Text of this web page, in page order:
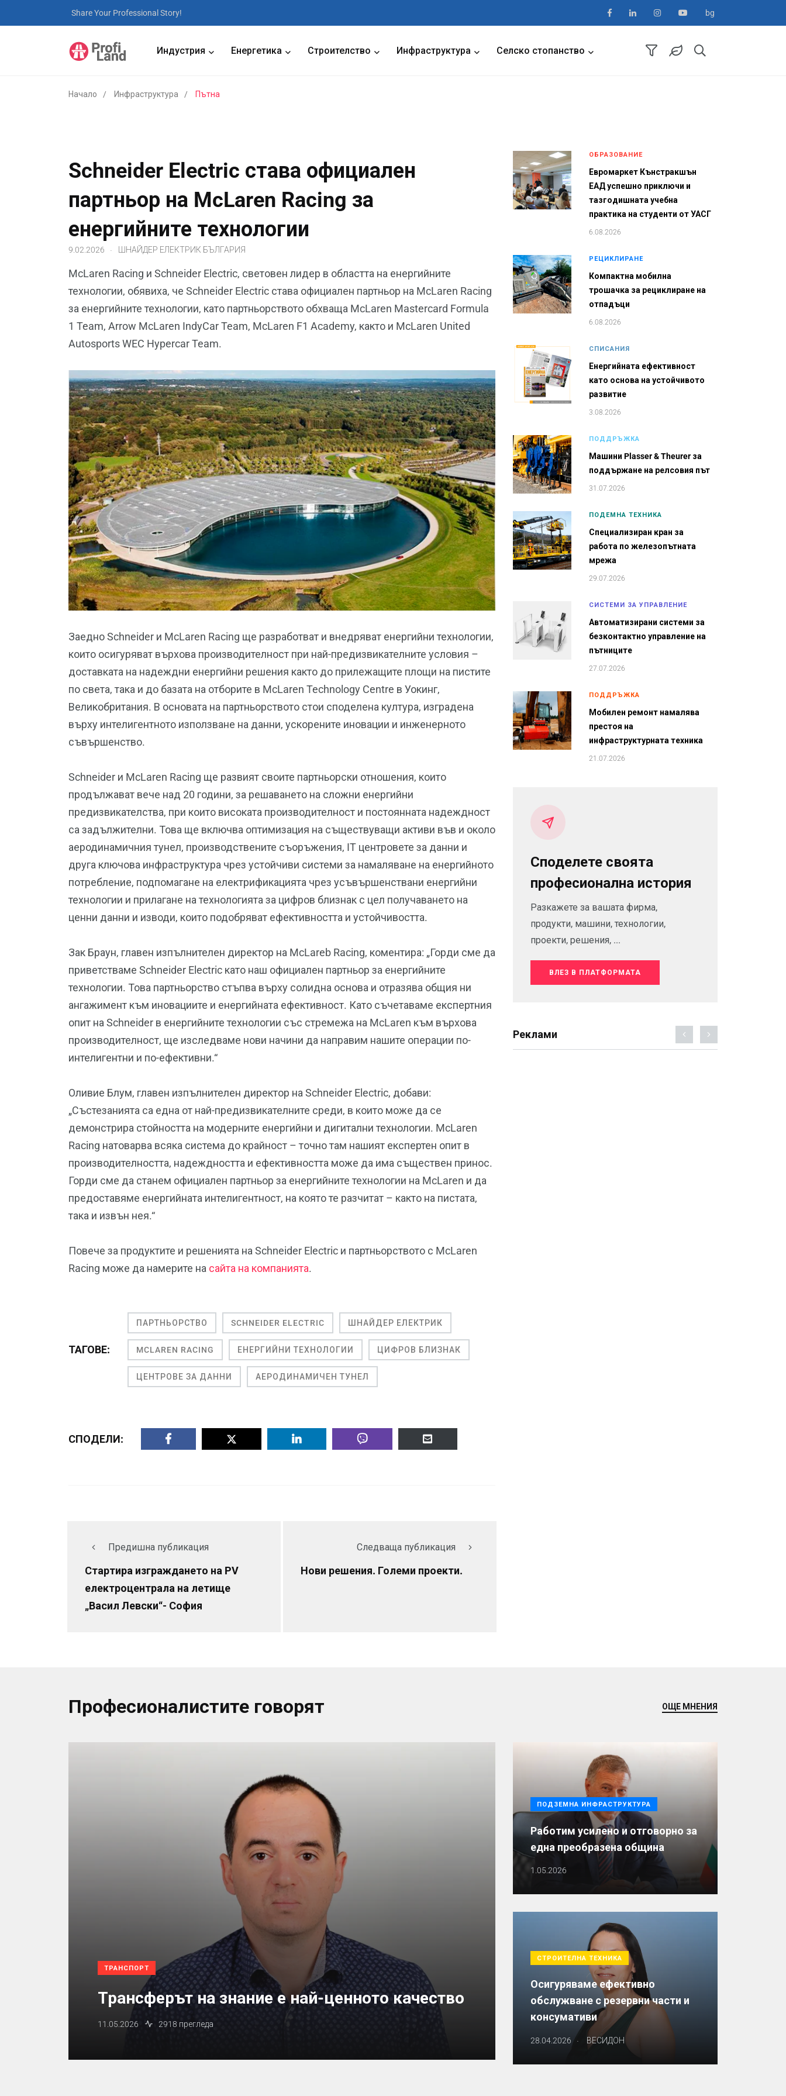
Share Your Professional Story! bg
Индустрия Енергетика Строителство Инфраструктура Селско стопанство
Начало Инфраструктура Пътна
Schneider Electric става официален
партньор на McLaren Racing за
енергийните технологии
9.02.2026 ШНАЙДЕР ЕЛЕКТРИК БЪЛГАРИЯ
McLaren Racing и Schneider Electric, световен лидер в областта на енергийните
технологии, обявиха, че Schneider Electric става официален партньор на McLaren Racing
за енергийните технологии, като партньорството обхваща McLaren Mastercard Formula
1 Team, Arrow McLaren IndyCar Team, McLaren F1 Academy, както и McLaren United
Autosports WEC Hypercar Team.
Заедно Schneider и McLaren Racing ще разработват и внедряват енергийни технологии,
които осигуряват върхова производителност при най-предизвикателните условия –
доставката на надеждни енергийни решения както до прилежащите площи на пистите
по света, така и до базата на отборите в McLaren Technology Centre в Уокинг,
Великобритания. В основата на партньорството стои споделена култура, изградена
върху интелигентното използване на данни, ускорените иновации и инженерното
съвършенство.
Schneider и McLaren Racing ще развият своите партньорски отношения, които
продължават вече над 20 години, за решаването на сложни енергийни
предизвикателства, при които високата производителност и постоянната надеждност
са задължителни. Това ще включва оптимизация на съществуващи активи във и около
аеродинамичния тунел, производствените съоръжения, IT центровете за данни и
друга ключова инфраструктура чрез устойчиви системи за намаляване на енергийното
потребление, подпомагане на електрификацията чрез усъвършенствани енергийни
технологии и прилагане на технологията за цифров близнак с цел получаването на
ценни данни и изводи, които подобряват ефективността и устойчивостта.
Зак Браун, главен изпълнителен директор на McLareb Racing, коментира: „Горди сме да
приветстваме Schneider Electric като наш официален партньор за енергийните
технологии. Това партньорство стъпва върху солидна основа и отразява общия ни
ангажимент към иновациите и енергийната ефективност. Като съчетаваме експертния
опит на Schneider в енергийните технологии със стремежа на McLaren към върхова
производителност, ще изследваме нови начини да направим нашите операции по-
интелигентни и по-ефективни.“
Оливие Блум, главен изпълнителен директор на Schneider Electric, добави:
„Състезанията са една от най-предизвикателните среди, в които може да се
демонстрира стойността на модерните енергийни и дигитални технологии. McLaren
Racing натоварва всяка система до крайност – точно там нашият експертен опит в
производителността, надеждността и ефективността може да има съществен принос.
Горди сме да станем официален партньор за енергийните технологии на McLaren и да
предоставяме енергийната интелигентност, на която те разчитат – както на пистата,
така и извън нея.“
Повече за продуктите и решенията на Schneider Electric и партньорството с McLaren
Racing може да намерите на сайта на компанията.
ТАГОВЕ:
ПАРТНЬОРСТВО SCHNEIDER ELECTRIC ШНАЙДЕР ЕЛЕКТРИК
MCLAREN RACING ЕНЕРГИЙНИ ТЕХНОЛОГИИ ЦИФРОВ БЛИЗНАК
ЦЕНТРОВЕ ЗА ДАННИ АЕРОДИНАМИЧЕН ТУНЕЛ
СПОДЕЛИ:
Предишна публикация
Стартира изграждането на PV
електроцентрала на летище
„Васил Левски“- София
Следваща публикация
Нови решения. Големи проекти.
ОБРАЗОВАНИЕ
Евромаркет Кънстракшън
ЕАД успешно приключи и
тазгодишната учебна
практика на студенти от УАСГ
6.08.2026
РЕЦИКЛИРАНЕ
Компактна мобилна
трошачка за рециклиране на
отпадъци
6.08.2026
СПИСАНИЯ
Енергийната ефективност
като основа на устойчивото
развитие
3.08.2026
ПОДДРЪЖКА
Машини Plasser & Theurer за
поддържане на релсовия път
31.07.2026
ПОДЕМНА ТЕХНИКА
Специализиран кран за
работа по железопътната
мрежа
29.07.2026
СИСТЕМИ ЗА УПРАВЛЕНИЕ
Автоматизирани системи за
безконтактно управление на
пътниците
27.07.2026
ПОДДРЪЖКА
Мобилен ремонт намалява
престоя на
инфраструктурната техника
21.07.2026
Споделете своята
професионална история
Разкажете за вашата фирма,
продукти, машини, технологии,
проекти, решения, ...
ВЛЕЗ В ПЛАТФОРМАТА
Реклами
Професионалистите говорят ОЩЕ МНЕНИЯ
ТРАНСПОРТ
Трансферът на знание е най-ценното качество
11.05.2026 2918 прегледа
ПОДЗЕМНА ИНФРАСТРУКТУРА
Работим усилено и отговорно за
една преобразена община
1.05.2026
СТРОИТЕЛНА ТЕХНИКА
Осигуряваме ефективно
обслужване с резервни части и
консумативи
28.04.2026 ВЕСИДОН